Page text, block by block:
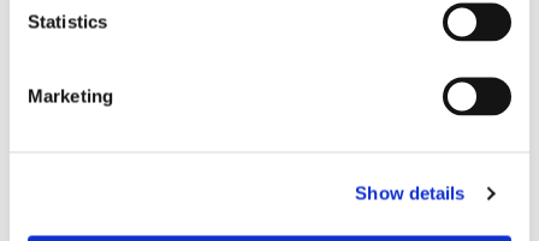
Statistics
Marketing
Show details
Eckerö tyngs av höga
frakten fortsätter växa